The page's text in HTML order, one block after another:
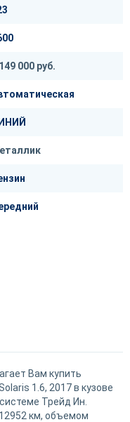
000 руб.
Вам купить
1.6, 2017 в кузове
Трейд Ин.
км, объемом